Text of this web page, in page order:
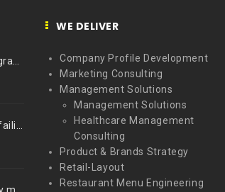
WE DELIVER
Company Profile Development
Marketing Consulting
Management Solutions
Management Solutions
Healthcare Management
Consulting
Product & Brands Strategy
Retail-Layout
Restaurant Menu Engineering